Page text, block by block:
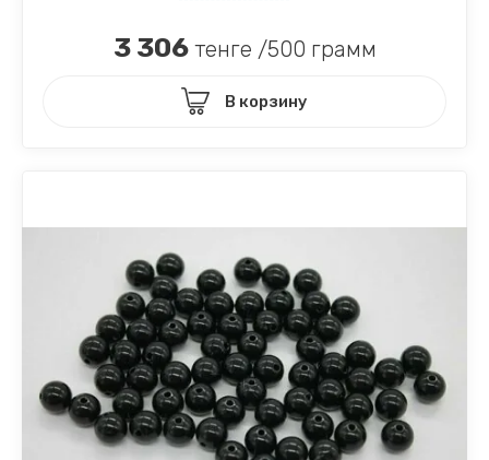
3 306тенге /500 грамм
В корзину